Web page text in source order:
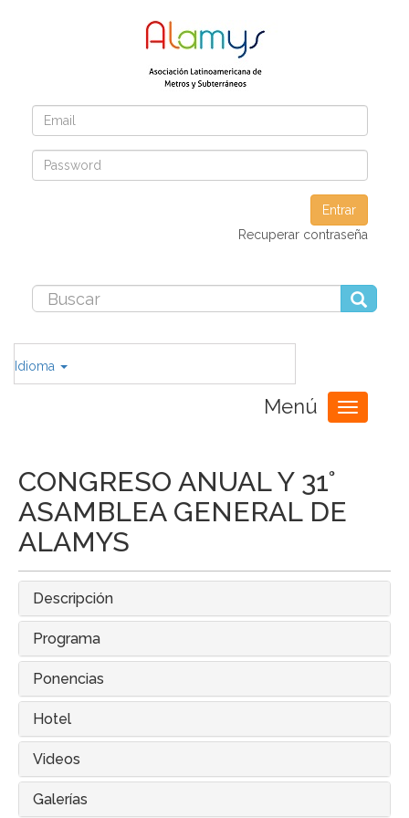
Entrar
Recuperar contraseña
Idioma
Menú
Toggle
navigation
CONGRESO ANUAL Y 31°
ASAMBLEA GENERAL DE
ALAMYS
Descripción
Programa
Ponencias
Hotel
Videos
Galerías